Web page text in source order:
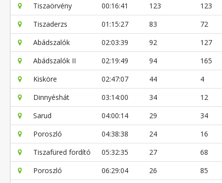
Tiszaörvény
00:16:41 123
123
Tiszaderzs
01:15:27 83
72
Abádszalók
02:03:39 92
127
Abádszalók II
02:19:49 94
165
Kisköre
02:47:07 44
4
Dinnyéshát
03:14:00 34
12
Sarud
04:00:14 29
34
Poroszló
04:38:38 24
16
Tiszafüred fordító
05:32:35 27
68
Poroszló
06:29:04 26
85